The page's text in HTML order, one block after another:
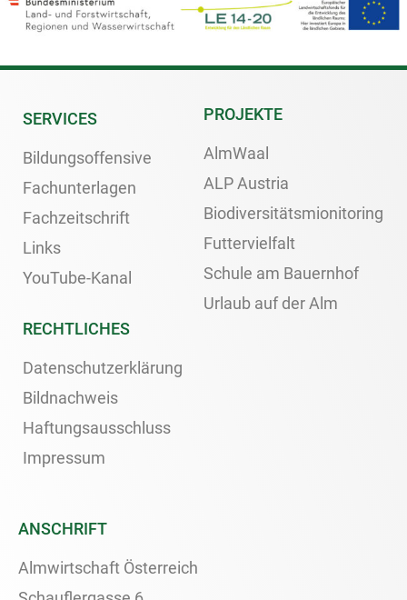
SERVICES
Bildungsoffensive
Fachunterlagen
Fachzeitschrift
Links
YouTube-Kanal
PROJEKTE
AlmWaal
ALP Austria
Biodiversitätsmionitoring
Futtervielfalt
Schule am Bauernhof
Urlaub auf der Alm
RECHTLICHES
Datenschutzerklärung
Bildnachweis
Haftungsausschluss
Impressum
ANSCHRIFT
Almwirtschaft Österreich